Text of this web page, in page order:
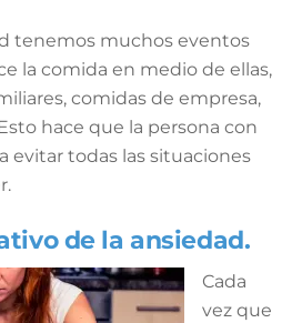
tenemos muchos eventos
la comida en medio de ellas,
comidas de empresa,
hace que la persona con
evitar todas las situaciones
de la ansiedad.
Cada
vez que